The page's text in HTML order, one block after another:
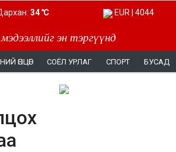
эн тэргүүнд
34 ℃ EUR | 4044
ӨНЦӨГ СОЁЛ УРЛАГ СПОРТ БУСАД